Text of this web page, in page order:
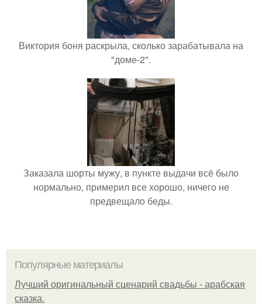
Виктория боня раскрыла, сколько зарабатывала на
"доме-2".
Заказала шорты мужу, в пункте выдачи всё было
нормально, примерил все хорошо, ничего не
предвещало беды.
Популярные материалы
Лучший оригинальный сценарий свадьбы - арабская
сказка.